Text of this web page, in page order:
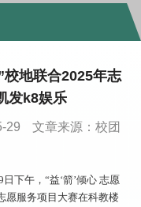
校地联合2025年志
发k8娱乐
29
文章来源：校团
下午，“益‘箭’倾心 志愿
愿服务项目大赛在科教楼